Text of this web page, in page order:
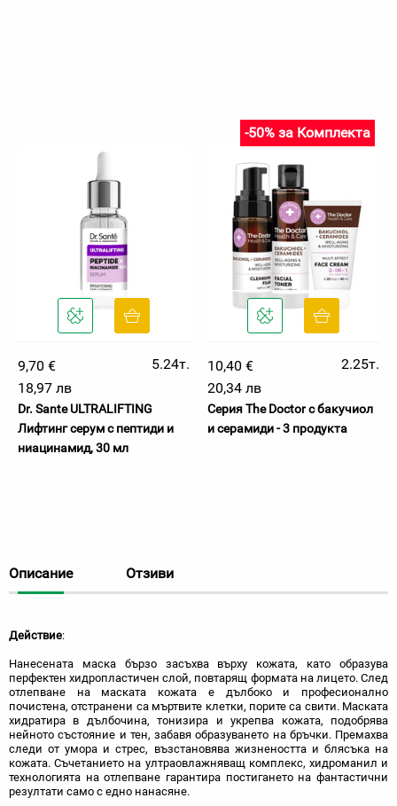
9,70 €
5.24т.
18,97 лв
Dr. Sante ULTRALIFTING
Лифтинг серум с пептиди и
ниацинамид, 30 мл
-50% за Комплекта
10,40 €
2.25т.
20,34 лв
Серия The Doctor с бакучиол
и серамиди - 3 продукта
Описание Отзиви
Действие:
Нанесената маска бързо засъхва върху кожата, като образува
перфектен хидропластичен слой, повтарящ формата на лицето. След
отлепване на маската кожата е дълбоко и професионално
почистена, отстранени са мъртвите клетки, порите са свити. Маската
хидратира в дълбочина, тонизира и укрепва кожата, подобрява
нейното състояние и тен, забавя образуването на бръчки. Премахва
следи от умора и стрес, възстановява жизнеността и блясъка на
кожата. Съчетанието на ултраовлажняващ комплекс, хидроманил и
технологията на отлепване гарантира постигането на фантастични
резултати само с едно нанасяне.